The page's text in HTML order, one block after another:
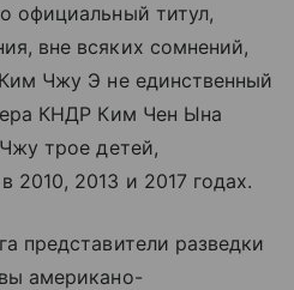
официальный титул,
вне всяких сомнений,
Чжу Э не единственный
КНДР Ким Чен Ына
трое детей,
2010, 2013 и 2017 годах.
представители разведки
американо-